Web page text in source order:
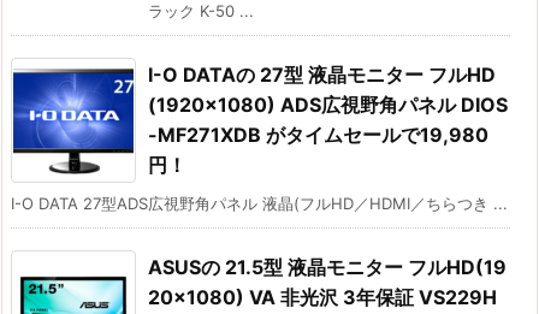
ラック K-50 ...
I-O DATAの 27型 液晶モニター フルHD
(1920×1080) ADS広視野角パネル DIOS
-MF271XDB がタイムセールで19,980
円！
I-O DATA 27型ADS広視野角パネル 液晶(フルHD／HDMI／ちらつき ...
ASUSの 21.5型 液晶モニター フルHD(19
20×1080) VA 非光沢 3年保証 VS229H